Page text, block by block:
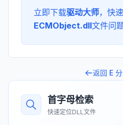
立即下载驱动大师，快
ECMObject.dll文件问题
返回 E
首字母检索
快速定位DLL文件